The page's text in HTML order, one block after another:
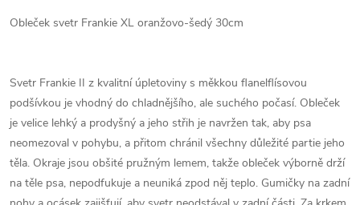
Obleček svetr Frankie XL oranžovo-šedý 30cm
Svetr Frankie II z kvalitní úpletoviny s měkkou flanelflísovou
podšívkou je vhodný do chladnějšího, ale suchého počasí. Obleček
je velice lehký a prodyšný a jeho střih je navržen tak, aby psa
neomezoval v pohybu, a přitom chránil všechny důležité partie jeho
těla. Okraje jsou obšité pružným lemem, takže obleček výborně drží
na těle psa, nepodfukuje a neuniká zpod něj teplo. Gumičky na zadní